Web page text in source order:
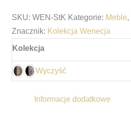
SKU: WEN-StK Kategorie: Meble,
Znacznik: Kolekcja Wenecja
Kolekcja
Wyczyść
Informacje dodatkowe